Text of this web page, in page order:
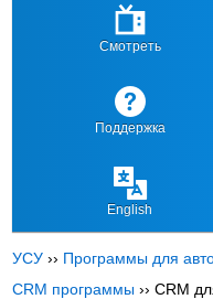
Смотреть
Поддержка
English
УСУ ›› Программы для
CRM программы ››CRM